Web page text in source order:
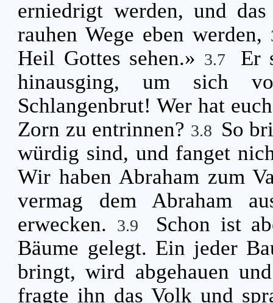
erniedrigt werden, und
rauhen Wege eben werden,
Heil Gottes sehen.» 3.7
Er
hinausging, um sich
Schlangenbrut! Wer hat
Zorn zu entrinnen? 3.8 So
würdig sind, und fanget
Wir haben Abraham zum
vermag dem Abraham
erwecken.
3.9
Schon ist
Bäume gelegt. Ein jeder
bringt, wird abgehauen
fragte ihn das Volk und